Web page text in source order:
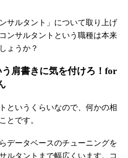
サルタント」について取り上げ
ンサルタントという職種は本来
ょうか？
肩書きに気を付けろ！for
というくらいなので、何かの相
とです。
データベースのチューニングを
ルタントまで幅広くいます。コ